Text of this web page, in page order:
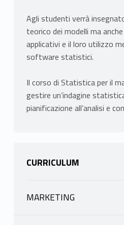
Agli studenti verrà
teorico dei modelli ma
applicativi e il loro utilizzo
software statistici.
Il corso di Statistica per il
gestire un’indagine
pianificazione all’analisi e
CURRICULUM
MARKETING